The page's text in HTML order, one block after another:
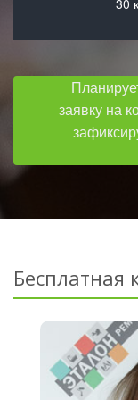
30
заявку на
Бесплатная